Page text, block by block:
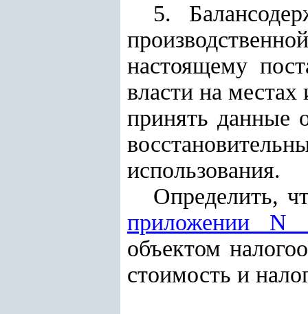
5.
настоящему
власти на
принять данные
использования.
Определить,
приложении N
объектом
стоимость и